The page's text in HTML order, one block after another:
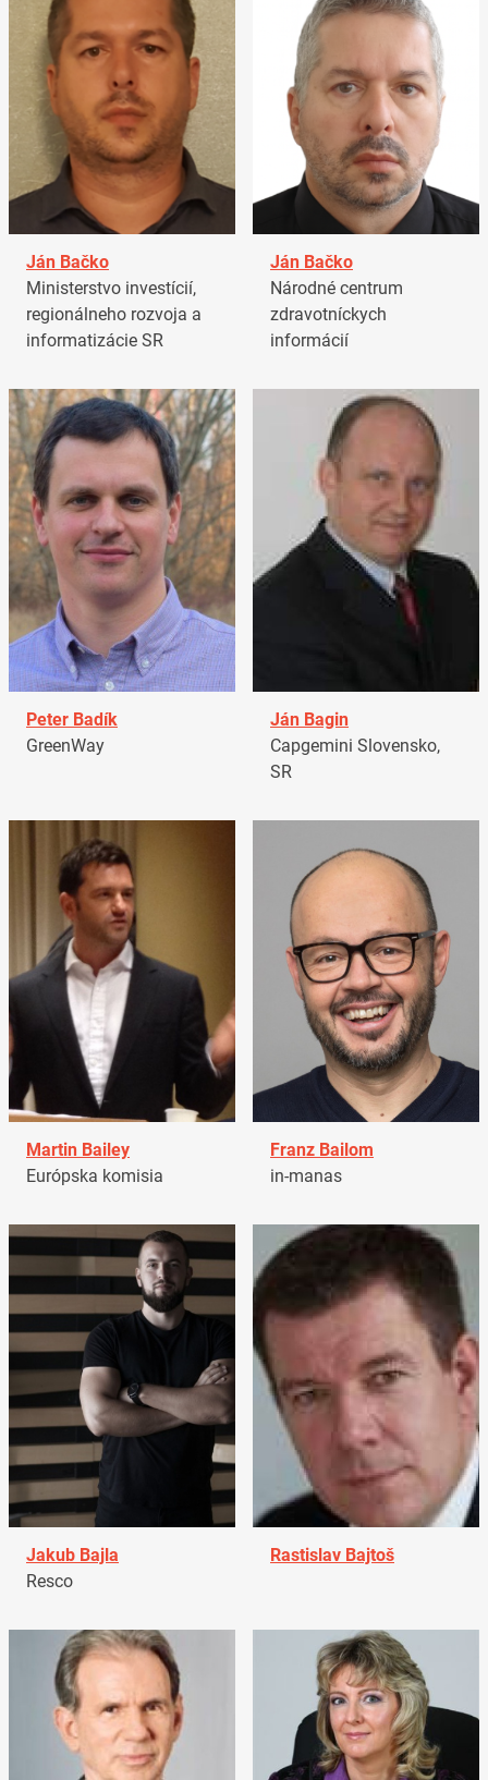
Ján Bačko
Ministerstvo investícií,
regionálneho rozvoja a
informatizácie SR
Ján Bačko
Národné centrum
zdravotníckych
informácií
Peter Badík
GreenWay
Ján Bagin
Capgemini Slovensko,
SR
Martin Bailey
Európska komisia
Franz Bailom
in-manas
Jakub Bajla
Resco
Rastislav Bajtoš